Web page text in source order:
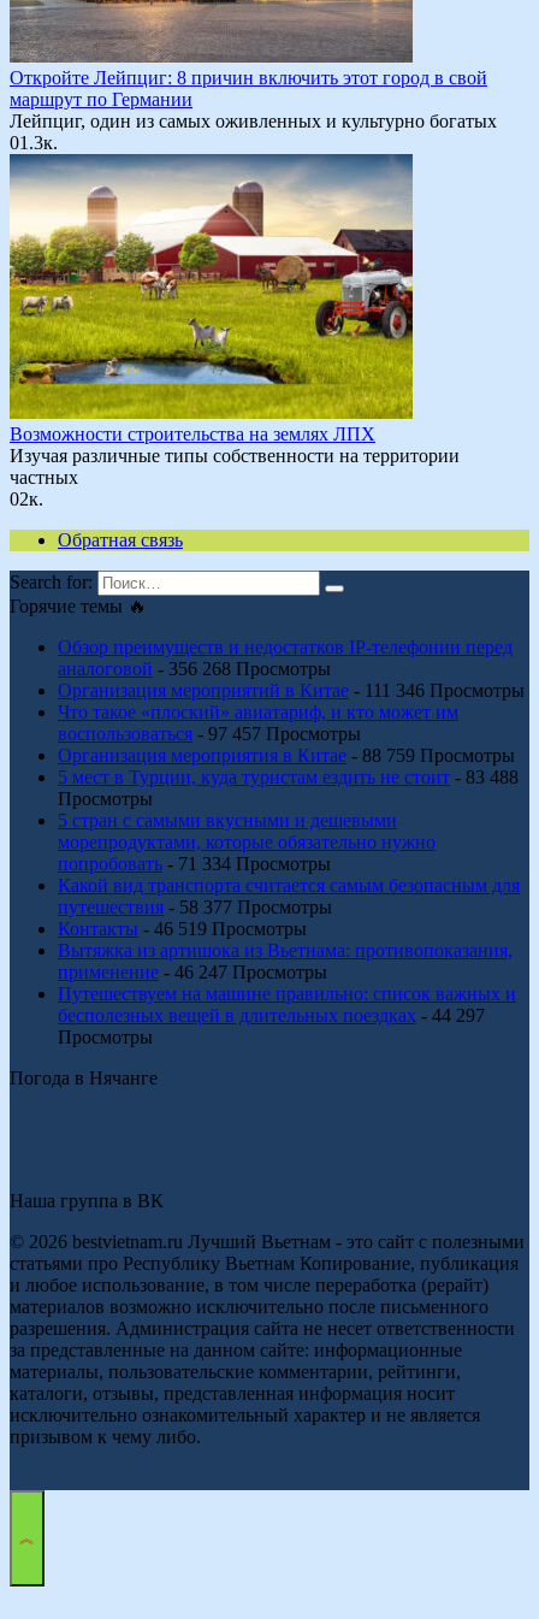
Откройте Лейпциг: 8 причин включить этот город в свой
маршрут по Германии
Лейпциг, один из самых оживленных и культурно богатых
01.3к.
Возможности строительства на землях ЛПХ
Изучая различные типы собственности на территории
частных
02к.
Обратная связь
Search for:
Горячие темы 🔥
Обзор преимуществ и недостатков IP-телефонии перед
аналоговой - 356 268 Просмотры
Организация мероприятий в Китае - 111 346 Просмотры
Что такое «плоский» авиатариф, и кто может им
воспользоваться - 97 457 Просмотры
Организация мероприятия в Китае - 88 759 Просмотры
5 мест в Турции, куда туристам ездить не стоит - 83 488
Просмотры
5 стран с самыми вкусными и дешевыми
морепродуктами, которые обязательно нужно
попробовать - 71 334 Просмотры
Какой вид транспорта считается самым безопасным для
путешествия - 58 377 Просмотры
Контакты - 46 519 Просмотры
Вытяжка из артишока из Вьетнама: противопоказания,
применение - 46 247 Просмотры
Путешествуем на машине правильно: список важных и
бесполезных вещей в длительных поездках - 44 297
Просмотры
Погода в Нячанге
Наша группа в ВК
© 2026 bestvietnam.ru Лучший Вьетнам - это сайт с полезными
статьями про Республику Вьетнам Копирование, публикация
и любое использование, в том числе переработка (рерайт)
материалов возможно исключительно после письменного
разрешения. Администрация сайта не несет ответственности
за представленные на данном сайте: информационные
материалы, пользовательские комментарии, рейтинги,
каталоги, отзывы, представленная информация носит
исключительно ознакомительный характер и не является
призывом к чему либо.